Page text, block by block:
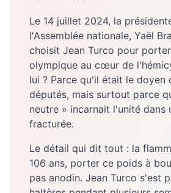
Le 14 juillet 2024, la
l'Assemblée nationale, Yaël
choisit Jean Turco pour
olympique au cœur de
lui ? Parce qu'il était le doyen
députés, mais surtout parce
neutre » incarnait l'unité dans
fracturée.
Le détail qui dit tout : la
106 ans, porter ce poids à
pas anodin. Jean Turco s'est